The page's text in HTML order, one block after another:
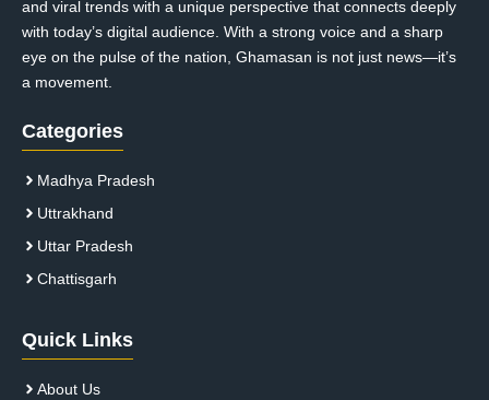
and viral trends with a unique perspective that connects deeply
with today’s digital audience. With a strong voice and a sharp
eye on the pulse of the nation, Ghamasan is not just news—it’s
a movement.
Categories
Madhya Pradesh
Uttrakhand
Uttar Pradesh
Chattisgarh
Quick Links
About Us